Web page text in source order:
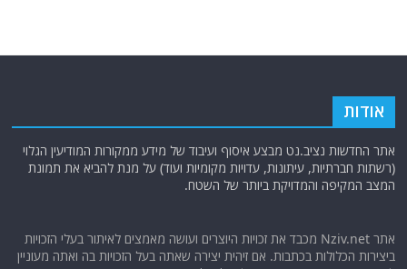
אודות
אתר החדשות נציב.נט מבצע איסוף ועיבוד של מידע ממקורות המודיעין הגלוי
(רשתות חברתיות, עיתונות, עדויות מקומיות ועוד) על מנת להביא את תמונת
המצב המקיפה והמדויקת ביותר של השטח.
אתר Nziv.net מכבד את זכויות היוצרים ועושה מאמצים לאיתור בעלי הזכויות
ביצירות הכלולות בכתבות. אם זיהית יצירה שאתה בעל הזכויות בה ואתה מעוניין